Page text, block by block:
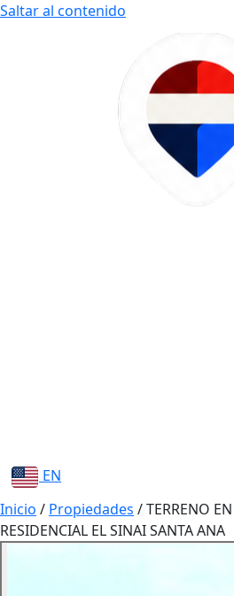
Saltar al contenido
EN
Inicio / Propiedades /TERRENO
RESIDENCIAL EL SINAI SANTA ANA